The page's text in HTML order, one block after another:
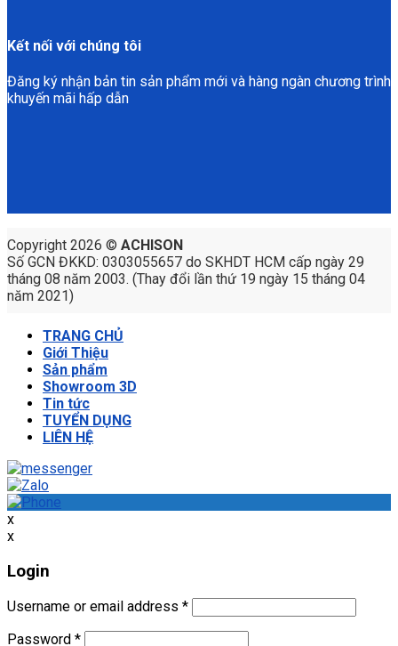
Kết nối với chúng tôi
Đăng ký nhận bản tin sản phẩm mới và hàng ngàn chương trình
khuyến mãi hấp dẫn
Copyright 2026 © ACHISON
Số GCN ĐKKD: 0303055657 do SKHDT HCM cấp ngày 29
tháng 08 năm 2003. (Thay đổi lần thứ 19 ngày 15 tháng 04
năm 2021)
TRANG CHỦ
Giới Thiệu
Sản phẩm
Showroom 3D
Tin tức
TUYỂN DỤNG
LIÊN HỆ
x
x
Login
Username or email address *
Password *